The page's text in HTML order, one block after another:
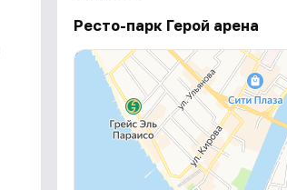
Ресто-парк Герой арена